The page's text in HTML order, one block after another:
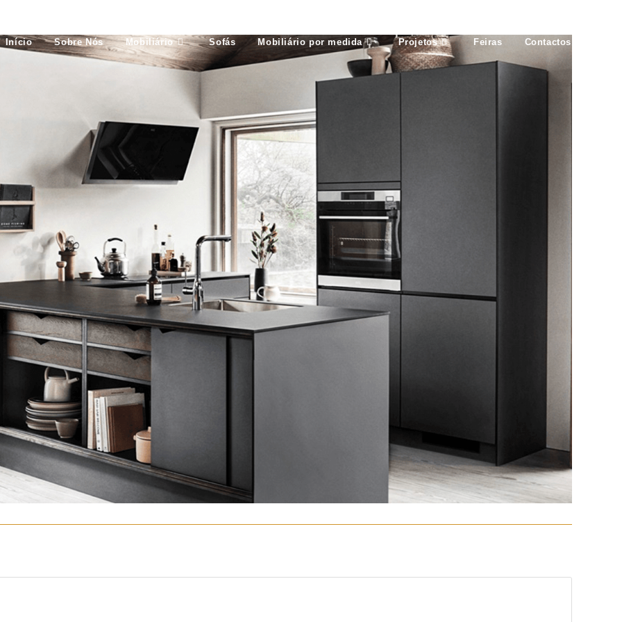
Início Sobre Nós Mobiliário Sofás Mobiliário por medida Projetos Feiras Contactos